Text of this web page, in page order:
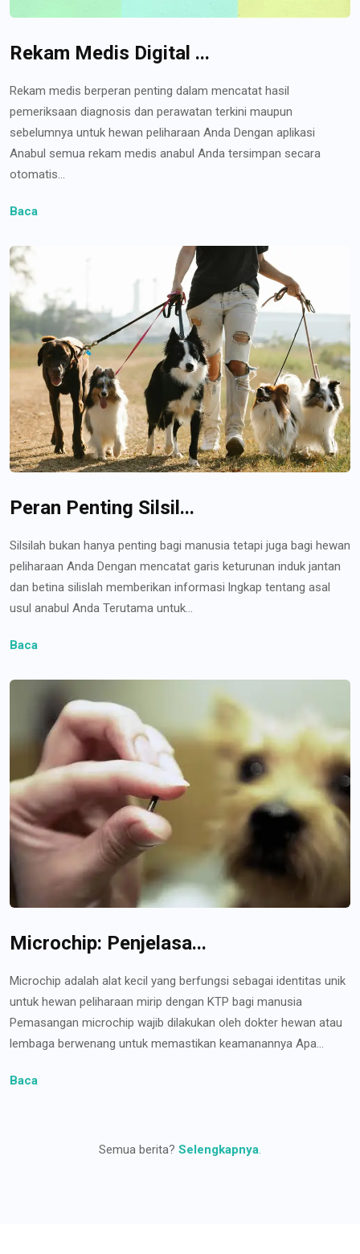
Rekam Medis Digital ...
Rekam medis berperan penting dalam mencatat hasil
pemeriksaan diagnosis dan perawatan terkini maupun
sebelumnya untuk hewan peliharaan Anda Dengan aplikasi
Anabul semua rekam medis anabul Anda tersimpan secara
otomatis...
Baca
Peran Penting Silsil...
Silsilah bukan hanya penting bagi manusia tetapi juga bagi hewan
peliharaan Anda Dengan mencatat garis keturunan induk jantan
dan betina silislah memberikan informasi lngkap tentang asal
usul anabul Anda Terutama untuk...
Baca
Microchip: Penjelasa...
Microchip adalah alat kecil yang berfungsi sebagai identitas unik
untuk hewan peliharaan mirip dengan KTP bagi manusia
Pemasangan microchip wajib dilakukan oleh dokter hewan atau
lembaga berwenang untuk memastikan keamanannya Apa...
Baca
Semua berita? Selengkapnya